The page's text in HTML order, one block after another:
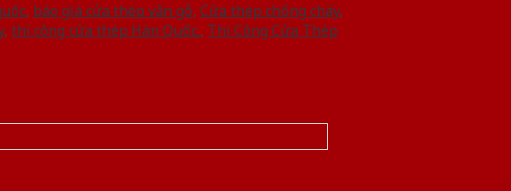
, báo giá cửa thép vân gỗ, Cửa thép chống cháy,
, thi công cửa thép Hàn Quốc., Thi Công Cửa Thép